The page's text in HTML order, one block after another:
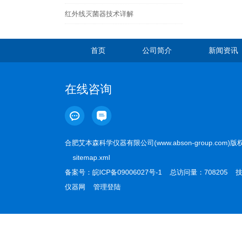
红外线灭菌器技术详解
首页 公司简介 新闻资讯
在线咨询
合肥艾本森科学仪器有限公司(www.abson-group.com)版
sitemap.xml
备案号： 皖ICP备09006027号-1 总访问量：708205 技
仪器网
管理登陆